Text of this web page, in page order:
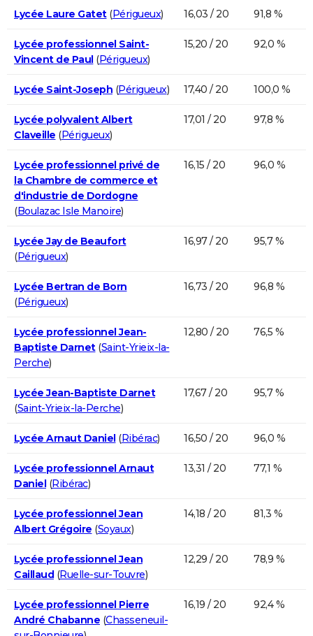
Lycée Laure Gatet(Périgueux) 16,03 / 20 91,8 %
Lycée professionnel Saint-
Vincent de Paul(Périgueux)
15,20 / 20 92,0 %
Lycée Saint-Joseph (Périgueux) 17,40 / 20 100,0 %
Lycée polyvalent Albert
Claveille (Périgueux)
17,01 / 20 97,8 %
Lycée professionnel privé de
la Chambre de commerce et
d'industrie de Dordogne
(Boulazac Isle Manoire)
16,15 / 20 96,0 %
Lycée Jay de Beaufort
(Périgueux)
16,97 / 20 95,7 %
Lycée Bertran de Born
(Périgueux)
16,73 / 20 96,8 %
Lycée professionnel Jean-
Baptiste Darnet(Saint-Yrieix-la-
Perche)
12,80 / 20 76,5 %
Lycée Jean-Baptiste Darnet
(Saint-Yrieix-la-Perche)
17,67 / 20 95,7 %
Lycée Arnaut Daniel(Ribérac) 16,50 / 20 96,0 %
Lycée professionnel Arnaut
Daniel(Ribérac)
13,31 / 20 77,1 %
Lycée professionnel Jean
Albert Grégoire (Soyaux)
14,18 / 20 81,3 %
Lycée professionnel Jean
Caillaud(Ruelle-sur-Touvre)
12,29 / 20 78,9 %
Lycée professionnel Pierre
André Chabanne (Chasseneuil-
16,19 / 20 92,4 %